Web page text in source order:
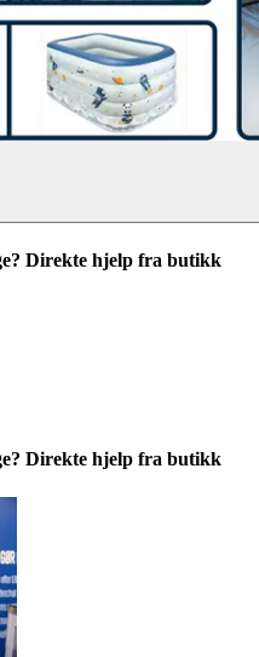
Direkte hjelp fra butikk
Direkte hjelp fra butikk